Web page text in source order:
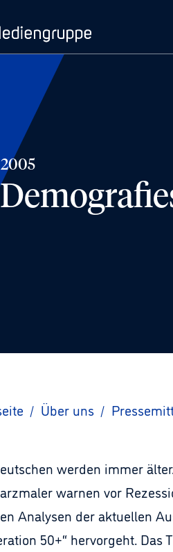
/ Über uns /
werden immer
warnen vor
Analysen der aktuellen
50+“ hervorgeht.